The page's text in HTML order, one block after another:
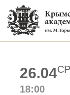
26.04СР
18:00